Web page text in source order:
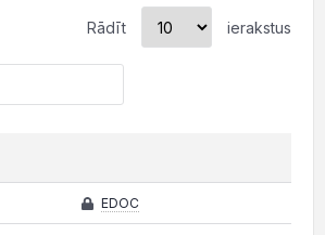
Rādīt ierakstus
EDOC